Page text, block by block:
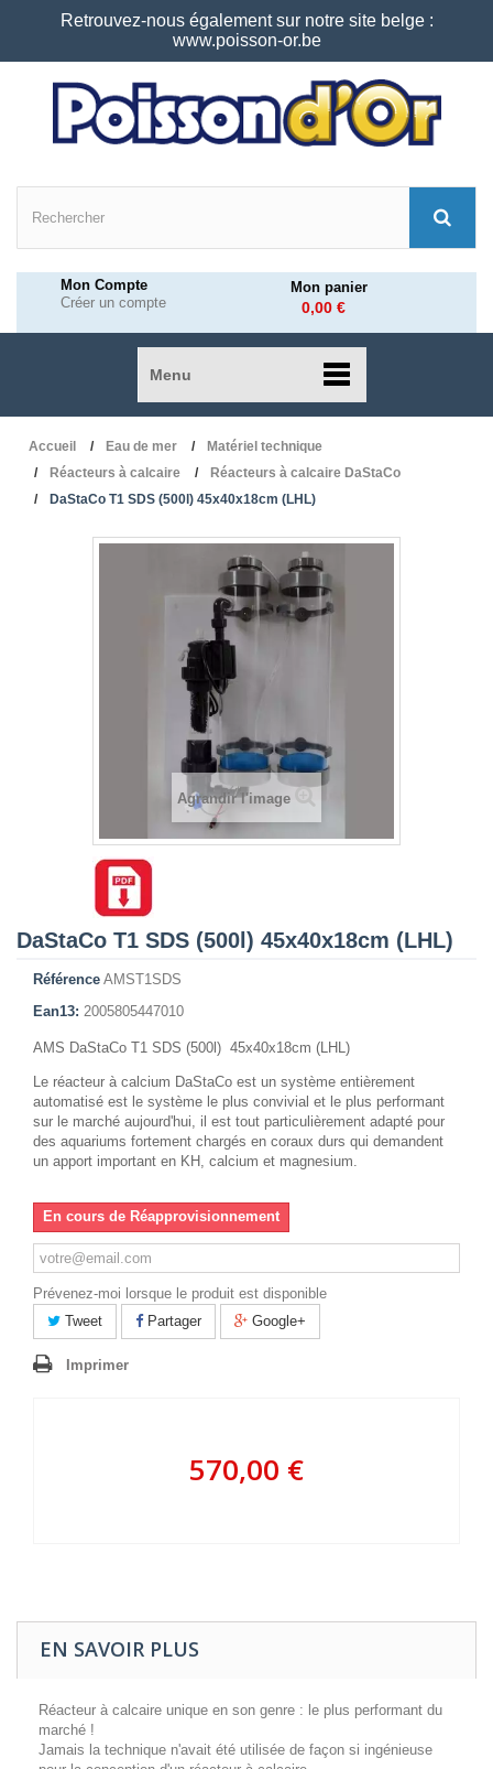
Retrouvez-nous également sur notre site belge :
www.poisson-or.be
Mon Compte
Créer un compte
Mon panier
0,00 €
Menu
Accueil Eau de mer
Matériel technique
Réacteurs à calcaire
Réacteurs à calcaire DaStaCo
DaStaCo T1 SDS (500l) 45x40x18cm (LHL)
Agrandir l'image
DaStaCo T1 SDS (500l) 45x40x18cm (LHL)
Référence AMST1SDS
Ean13: 2005805447010
AMS DaStaCo T1 SDS (500l) 45x40x18cm (LHL)
Le réacteur à calcium DaStaCo est un système entièrement
automatisé est le système le plus convivial et le plus performant
sur le marché aujourd'hui, il est tout particulièrement adapté pour
des aquariums fortement chargés en coraux durs qui demandent
un apport important en KH, calcium et magnesium.
En cours de Réapprovisionnement
Prévenez-moi lorsque le produit est disponible
Tweet
Partager Google+
Imprimer
570,00 €
EN SAVOIR PLUS
Réacteur à calcaire unique en son genre : le plus performant du
marché !
Jamais la technique n'avait été utilisée de façon si ingénieuse